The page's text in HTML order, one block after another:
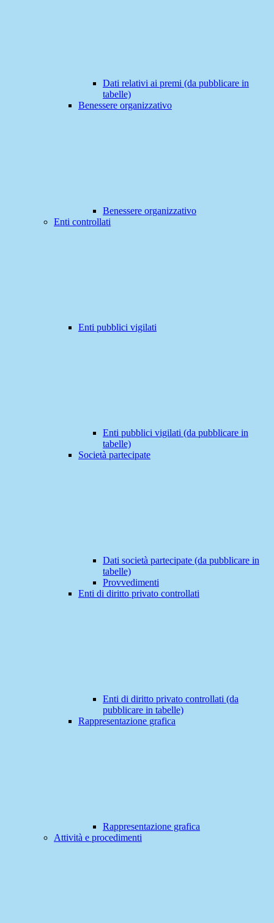
Dati relativi ai premi (da pubblicare in
tabelle)
Benessere organizzativo
Benessere organizzativo
Enti controllati
Enti pubblici vigilati
Enti pubblici vigilati (da pubblicare in
tabelle)
Società partecipate
Dati società partecipate (da pubblicare in
tabelle)
Provvedimenti
Enti di diritto privato controllati
Enti di diritto privato controllati (da
pubblicare in tabelle)
Rappresentazione grafica
Rappresentazione grafica
Attività e procedimenti